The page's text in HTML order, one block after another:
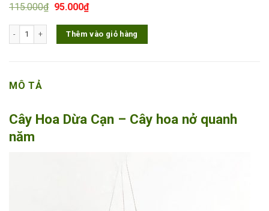
115.000₫ Giá
là:
115.000₫.
95.000₫Giá
hiện
tại
là:
95.000₫.
Cây Hoa Dừa Cạn số lượngThêm vào giỏ hàng
MÔ TẢ
Cây Hoa Dừa Cạn – Cây hoa nở quanh
năm